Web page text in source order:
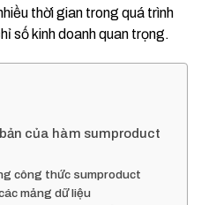
thời gian trong quá trình
số kinh doanh quan trọng.
của hàm sumproduct
công thức sumproduct
mảng dữ liệu